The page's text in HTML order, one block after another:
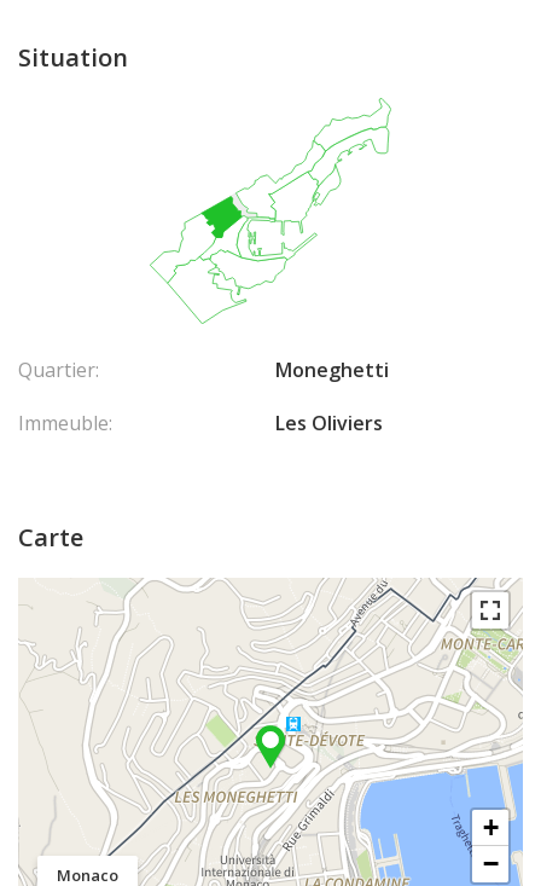
Situation
Quartier:
Moneghetti
Immeuble:
Les Oliviers
Carte
Monaco
+
−